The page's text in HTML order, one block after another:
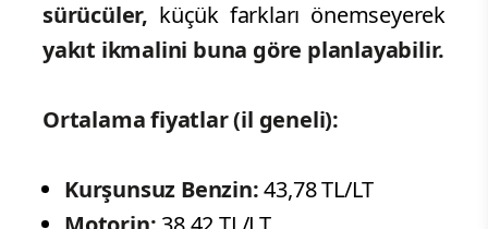
sürücüler, küçük farkları önemseyerek
yakıt ikmalini buna göre planlayabilir.
Ortalama fiyatlar (il geneli):
Kurşunsuz Benzin:43,78 TL/LT